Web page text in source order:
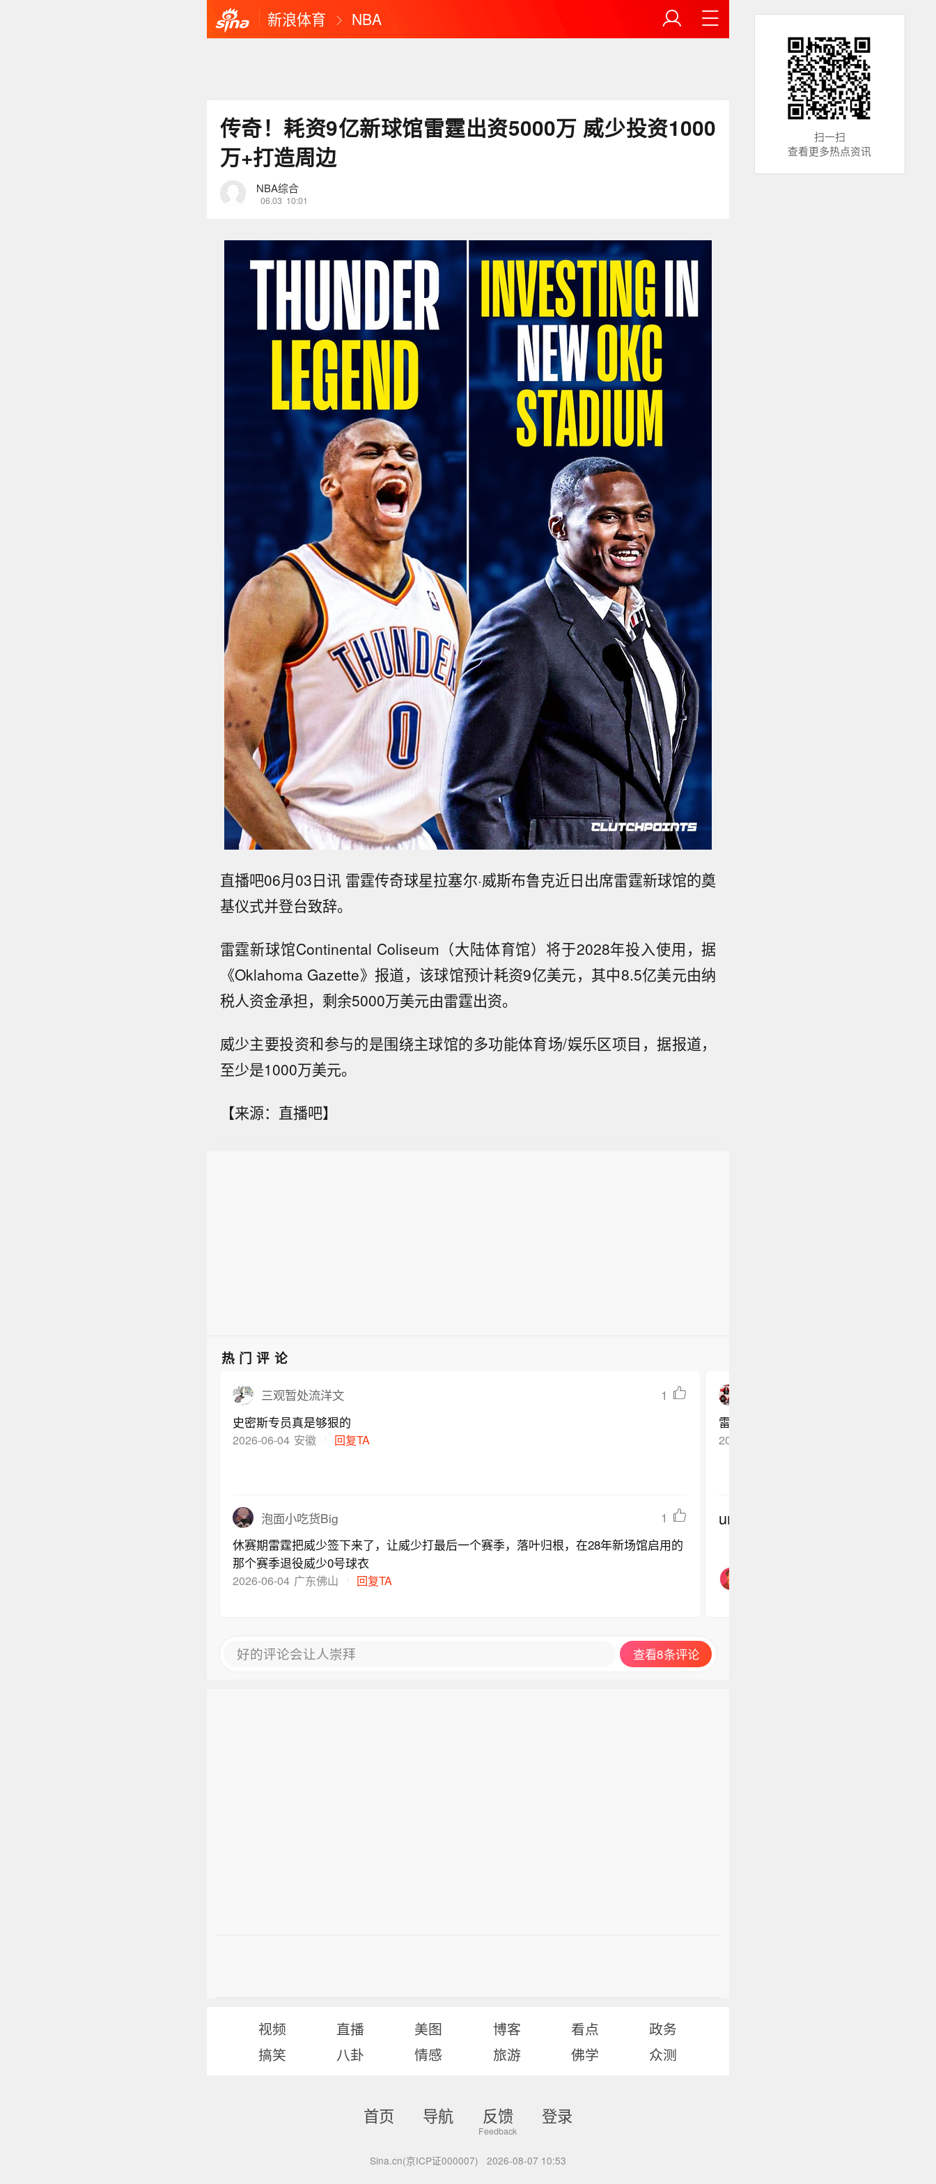
新浪体育 NBA
传奇！耗资9亿新球馆雷霆出资5000万 威少投资1000
万+打造周边
NBA综合
06.03 10:01
直播吧06月03日讯 雷霆传奇球星拉塞尔·威斯布鲁克近日出席雷霆新球馆的奠
基仪式并登台致辞。
雷霆新球馆Continental Coliseum（大陆体育馆）将于2028年投入使用，据
《Oklahoma Gazette》报道，该球馆预计耗资9亿美元，其中8.5亿美元由纳
税人资金承担，剩余5000万美元由雷霆出资。
威少主要投资和参与的是围绕主球馆的多功能体育场/娱乐区项目，据报道，
至少是1000万美元。
【来源：直播吧】
热门评论
三观暂处流洋文
1
史密斯专员真是够狠的
2026-06-04 安徽 回复TA
泡面小吃货Big
1
休赛期雷霆把威少签下来了，让威少打最后一个赛季，落叶归根，在28年新场馆启用的
那个赛季退役威少0号球衣
2026-06-04 广东佛山 回复TA
雷霆这么拮据，只出5000万
2026-06-04
undefined
好的评论会让人崇拜 查看8条评论
视频 直播 美图 博客 看点
政务
搞笑
八卦 情感 旅游 佛学 众测
首页 导航 反馈 登录
Sina.cn(京ICP证000007) 2026-08-07 10:53
扫一扫
查看更多热点资讯